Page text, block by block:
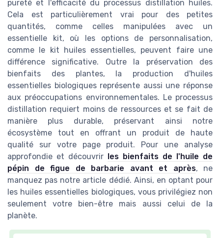
pureté et l'efficacité du processus distillation huiles.
Cela est particulièrement vrai pour des petites
quantités, comme celles manipulées avec un
essentielle kit, où les options de personnalisation,
comme le kit huiles essentielles, peuvent faire une
différence significative. Outre la préservation des
bienfaits des plantes, la production d'huiles
essentielles biologiques représente aussi une réponse
aux préoccupations environnementales. Le processus
distillation requiert moins de ressources et se fait de
manière plus durable, préservant ainsi notre
écosystème tout en offrant un produit de haute
qualité sur votre page produit. Pour une analyse
approfondie et découvrir
les bienfaits de l'huile de
pépin de figue de barbarie avant et après, ne
manquez pas notre article dédié. Ainsi, en optant pour
les huiles essentielles biologiques, vous privilégiez non
seulement votre bien-être mais aussi celui de la
planète.